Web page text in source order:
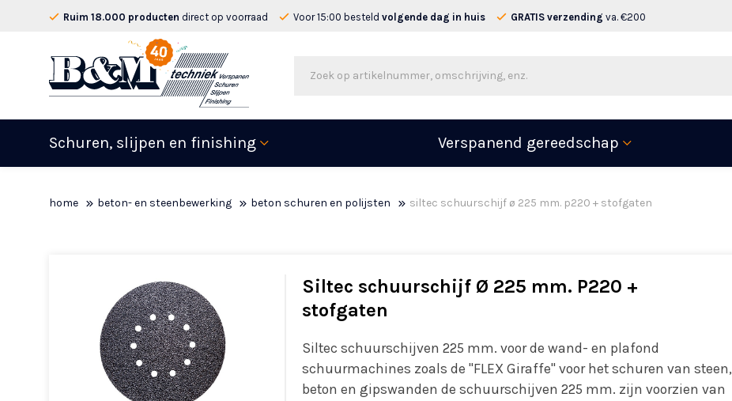
Ruim 18.000 producten direct op voorraad Voor 15:00 besteld volgende dag in huis GRATIS verzending va. €200
Schuren, slijpen en finishing Verspanend gereedschap
home beton- en steenbewerking beton schuren en polijsten siltec schuurschijf ø 225 mm. p220 + stofgaten
Siltec schuurschijf Ø 225 mm. P220 +
stofgaten
Siltec schuurschijven 225 mm. voor de wand- en plafond
schuurmachines zoals de "FLEX Giraffe" voor het schuren van steen,
beton en gipswanden de schuurschijven 225 mm. zijn voorzien van